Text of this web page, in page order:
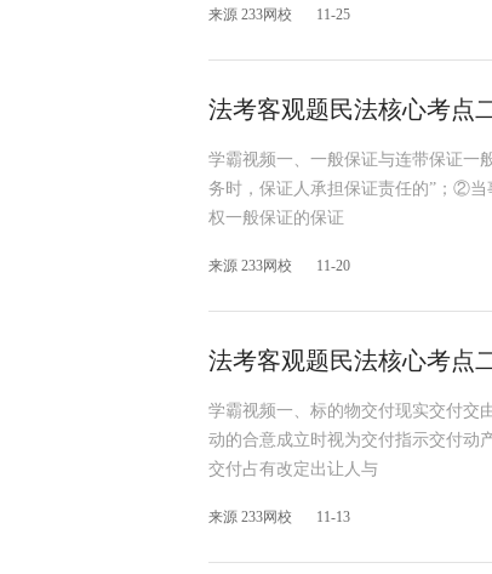
来源 233网校 11-25
法考客观题民法核心考点
学霸视频一、一般保证与连带保证一
务时，保证人承担保证责任的”；②
权一般保证的保证
来源 233网校 11-20
法考客观题民法核心考点
学霸视频一、标的物交付现实交付交
动的合意成立时视为交付指示交付动
交付占有改定出让人与
来源 233网校 11-13